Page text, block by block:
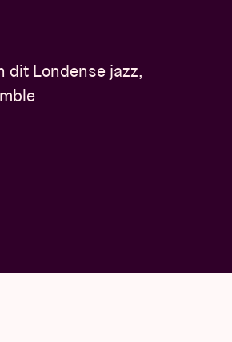
dit Londense jazz,